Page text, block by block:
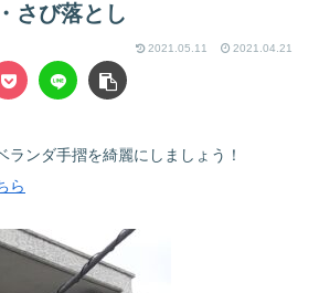
さび落とし
2021.05.11 2021.04.21
ランダ手摺を綺麗にしましょう！
ら